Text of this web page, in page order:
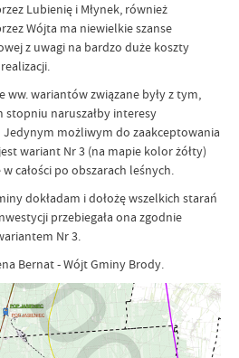
Lubienię i Młynek, również
Wójta ma niewielkie szanse
z uwagi na bardzo duże koszty
ww. wariantów związane były z tym,
stopniu naruszałby interesy
możliwym do zaakceptowania
wariant Nr 3 (na mapie kolor żółty)
całości po obszarach leśnych.
dokładam i dołożę wszelkich starań
przebiegała ona zgodnie
Nr 3.
Bernat - Wójt Gminy Brody.